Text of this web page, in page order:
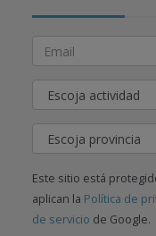
Contacte
Email
Actividad
Provincia
Este sitio está
aplican la Política de
de servicio de Google.